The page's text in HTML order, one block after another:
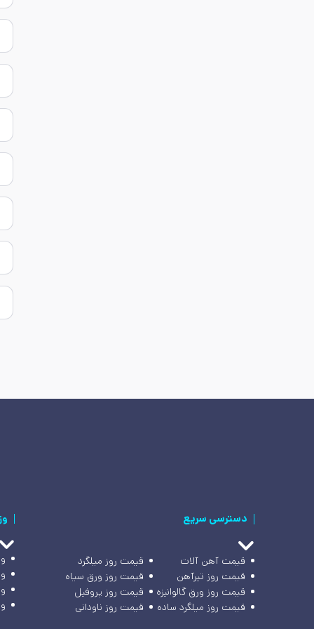
دسترسی سریع
قیمت آهن آلات
قیمت روز میلگرد
قیمت روز تیرآهن
قیمت روز ورق سیاه
قیمت روز ورق گالوانیزه
قیمت روز پروفیل
قیمت روز میلگرد ساده
قیمت روز ناودانی